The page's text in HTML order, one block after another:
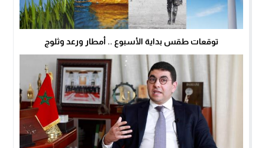
توقعات طقس بداية الأسبوع .. أمطار ورعد وثلوج